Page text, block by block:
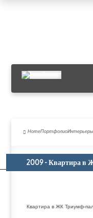
НОВОСТИ
HomeПортфолио
2009 - Квартира в
Квартира в ЖК Триумф-